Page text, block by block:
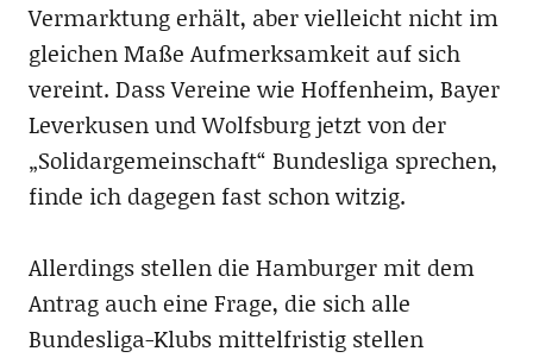
Vermarktung erhält, aber vielleicht nicht im
gleichen Maße Aufmerksamkeit auf sich
vereint. Dass Vereine wie Hoffenheim, Bayer
Leverkusen und Wolfsburg jetzt von der
„Solidargemeinschaft“ Bundesliga sprechen,
finde ich dagegen fast schon witzig.
Allerdings stellen die Hamburger mit dem
Antrag auch eine Frage, die sich alle
Bundesliga-Klubs mittelfristig stellen